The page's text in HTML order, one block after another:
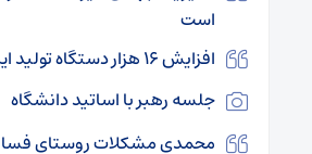
است
افزایش 16 هزار دستگاه تولید ایران خودرو در آبان
جلسه رهبر با اساتید دانشگاه
محمدی مشکلات روستای فسا